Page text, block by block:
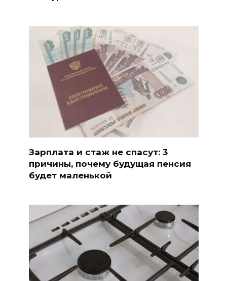
Зарплата и стаж не спасут: 3
причины, почему будущая пенсия
будет маленькой